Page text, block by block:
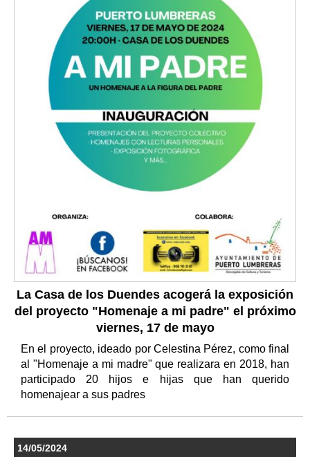
La Casa de los Duendes acogerá la exposición
del proyecto "Homenaje a mi padre" el próximo
viernes, 17 de mayo
En el proyecto, ideado por Celestina Pérez, como final
al "Homenaje a mi madre" que realizara en 2018, han
participado 20 hijos e hijas que han querido
homenajear a sus padres
14/05/2024